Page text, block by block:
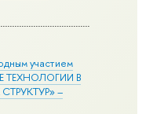
участием
В
–